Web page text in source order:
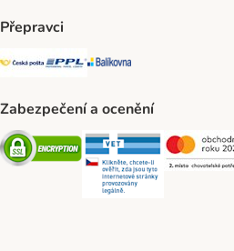
Přepravci
Česká pošta Shipping Method
PPL Shipping Method
Balíkovna
Zabezpečení a ocenění
Security Security